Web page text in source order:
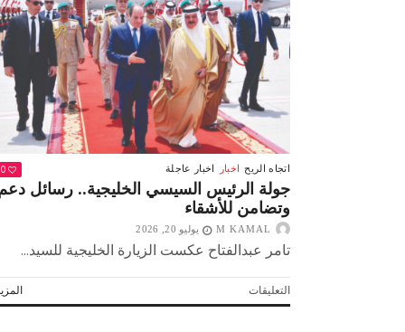
اتجاه الريح اخبار اخبار عاجلة 0
جولة الرئيس السيسي الخليجية.. رسائل دعم
وتضامن للأشقاء
M KAMAL يوليو 20, 2026
تامر عبدالفتاح عكست الزيارة الخليجية للسيد...
التعليقاتعلى
جولة